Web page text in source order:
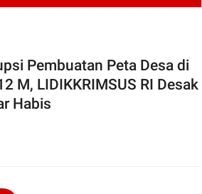
Pembuatan Peta Desa di
M, LIDIKKRIMSUS RI Desak
Habis